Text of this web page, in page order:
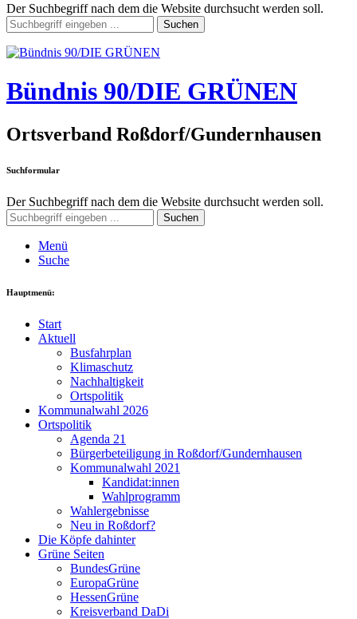
Der Suchbegriff nach dem die Website durchsucht werden soll.
Suchen
Bündnis 90/DIE GRÜNEN
Ortsverband Roßdorf/Gundernhausen
Suchformular
Der Suchbegriff nach dem die Website durchsucht werden soll.
Suchen
Menü
Suche
Hauptmenü:
Start
Aktuell
Busfahrplan
Klimaschutz
Nachhaltigkeit
Ortspolitik
Kommunalwahl 2026
Ortspolitik
Agenda 21
Bürgerbeteiligung in Roßdorf/Gundernhausen
Kommunalwahl 2021
Kandidat:innen
Wahlprogramm
Wahlergebnisse
Neu in Roßdorf?
Die Köpfe dahinter
Grüne Seiten
BundesGrüne
EuropaGrüne
HessenGrüne
Kreisverband DaDi